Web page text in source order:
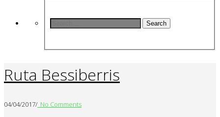
Search
Ruta Bessiberris
04/04/2017/ No Comments